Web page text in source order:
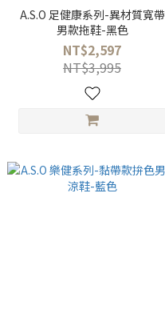
A.S.O 足健康系列-異材質寬帶
男款拖鞋-黑色
NT$2,597
NT$3,995